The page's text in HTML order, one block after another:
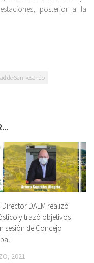
posterior a la
de San Rosendo
DAEM realizó
y trazó objetivos
sesión de Concejo
2021